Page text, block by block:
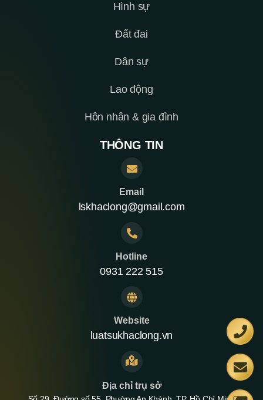
Hình sự
Đất đai
Dân sự
Lao động
Hôn nhân & gia đình
THÔNG TIN
Email
lskhaclong@gmail.com
Hotline
0931 222 515
Website
luatsukhaclong.vn
Địa chỉ trụ sở